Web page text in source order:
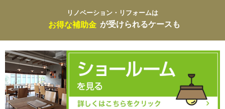
リノベーション・リフォームは
お得な補助金 が受けられるケースも